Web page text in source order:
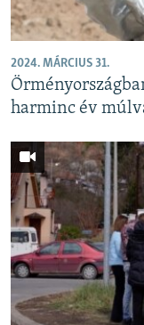
2024. MÁRCIUS 31.
harminc év